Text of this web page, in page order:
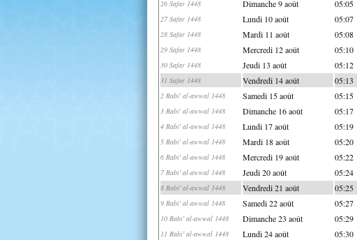
26 Safar 1448 Dimanche 9 août 05:05
27 Safar 1448 Lundi 10 août 05:07
28 Safar 1448 Mardi 11 août 05:08
29 Safar 1448 Mercredi 12 août 05:10
30 Safar 1448 Jeudi 13 août 05:12
31 Safar 1448 Vendredi 14 août 05:13
2 Rabi' al-awwal 1448 Samedi 15 août 05:15
3 Rabi' al-awwal 1448 Dimanche 16 août 05:17
4 Rabi' al-awwal 1448 Lundi 17 août 05:19
5 Rabi' al-awwal 1448 Mardi 18 août 05:20
6 Rabi' al-awwal 1448 Mercredi 19 août 05:22
7 Rabi' al-awwal 1448 Jeudi 20 août 05:24
8 Rabi' al-awwal 1448 Vendredi 21 août 05:25
9 Rabi' al-awwal 1448 Samedi 22 août 05:27
10 Rabi' al-awwal 1448 Dimanche 23 août 05:29
11 Rabi' al-awwal 1448 Lundi 24 août 05:30